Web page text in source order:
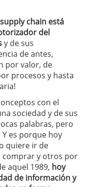
chain está
del
y de sus
de antes,
por valor, de
procesos y hasta
con el
sociedad y de sus
palabras, pero
es porque hoy
quiere ir de
comprar y otros por
aquel 1989, hoy
de información y